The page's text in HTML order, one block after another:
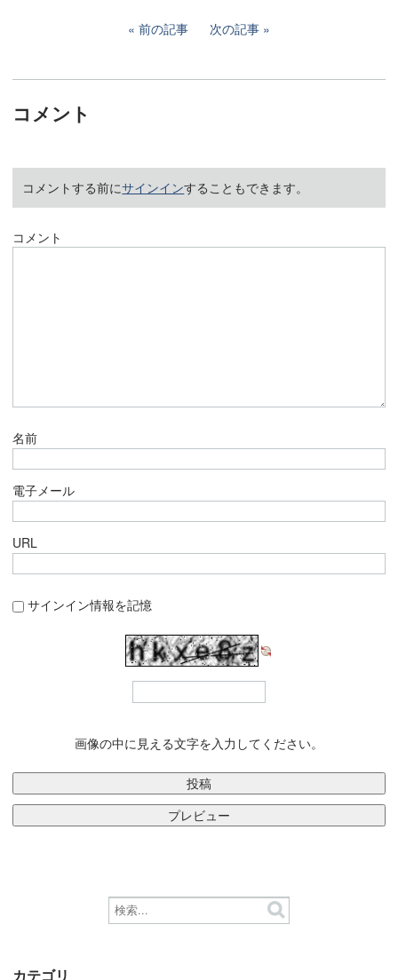
前の記事 次の記事
コメント
コメントする前にサインインすることもできます。
コメント
名前
電子メール
URL
サインイン情報を記憶
画像の中に見える文字を入力してください。
カテゴリ